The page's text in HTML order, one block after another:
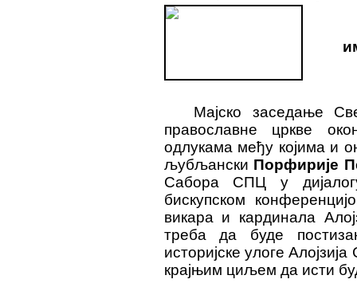
Мајско заседање
православне цркве
одлукама међу којима и
љубљански Порфирије
Сабора СПЦ у
бискупском
викара и кардинала
треба да буде
историјске улоге
крајњим циљем да исти